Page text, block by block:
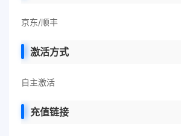
京东/顺丰
激活方式
自主激活
充值链接